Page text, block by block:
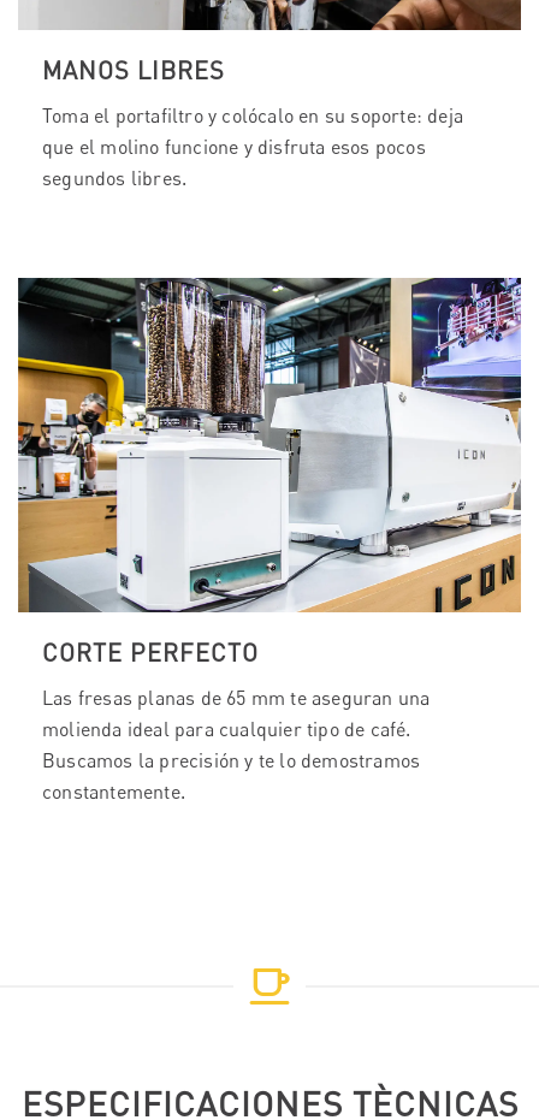
MANOS LIBRES
Toma el portafiltro y colócalo en su soporte: deja
que el molino funcione y disfruta esos pocos
segundos libres.
CORTE PERFECTO
Las fresas planas de 65 mm te aseguran una
molienda ideal para cualquier tipo de café.
Buscamos la precisión y te lo demostramos
constantemente.
ESPECIFICACIONES TÈCNICAS